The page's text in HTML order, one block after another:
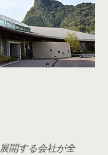
開する会社が全